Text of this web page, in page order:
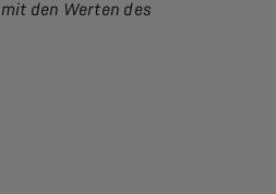
den Werten des